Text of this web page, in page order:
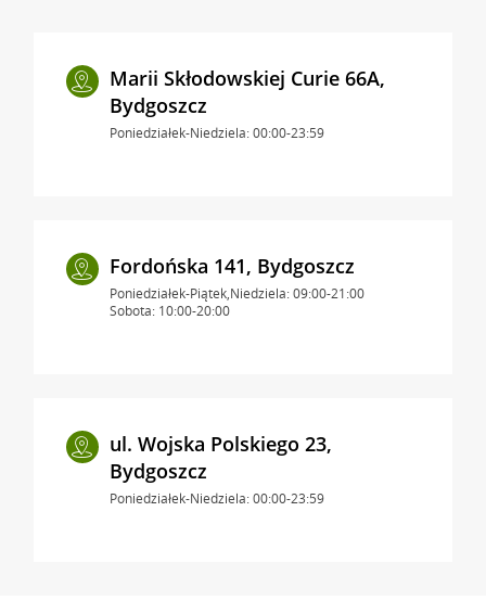
Marii Skłodowskiej Curie 66A,
Bydgoszcz
Poniedziałek-Niedziela: 00:00-23:59
Fordońska 141, Bydgoszcz
Poniedziałek-Piątek,Niedziela: 09:00-21:00
Sobota: 10:00-20:00
ul. Wojska Polskiego 23,
Bydgoszcz
Poniedziałek-Niedziela: 00:00-23:59